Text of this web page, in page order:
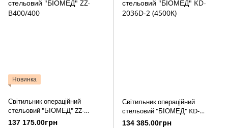
Новинка
Світильник операційний
стельовий "БІОМЕД" ZZ-
B400/400
137 175.00грн
Світильник операційний
стельовий "БІОМЕД" KD-
2036D-2 (4500К)
134 385.00грн